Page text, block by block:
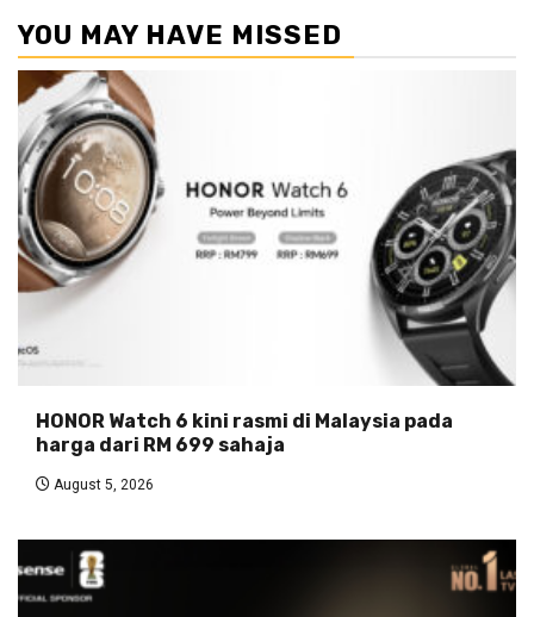
YOU MAY HAVE MISSED
HONOR Watch 6 kini rasmi di Malaysia pada
harga dari RM 699 sahaja
August 5, 2026